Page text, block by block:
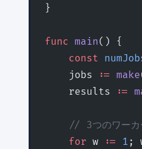
}
func main() {
    const
    jobs
:= make
    results
:=
// 3つのワーカ
    for
w := 1 ;